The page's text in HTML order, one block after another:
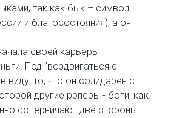
так как бык – символ
и благосостояния), а он
своей карьеры
Под "воздвигаться с
виду, то, что он солидарен с
другие рэперы - боги, как
соперничают две стороны: